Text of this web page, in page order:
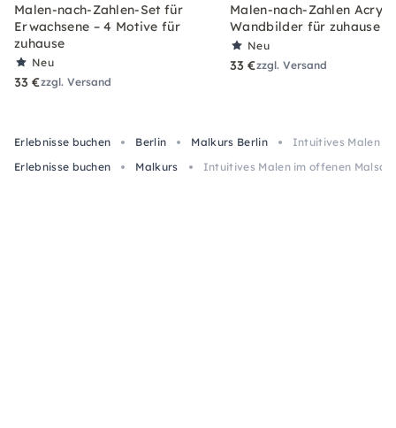
Malen-nach-Zahlen-Set für
Erwachsene – 4 Motive für
zuhause
Neu
33 €zzgl. Versand
Malen-nach-Zahlen Acryl-
Wandbilder für zuhause
Neu
33 €zzgl. Versand
Erlebnisse buchen Berlin Malkurs Berlin
Intuitives Malen
Erlebnisse buchen
Malkurs Intuitives Malen im offenen